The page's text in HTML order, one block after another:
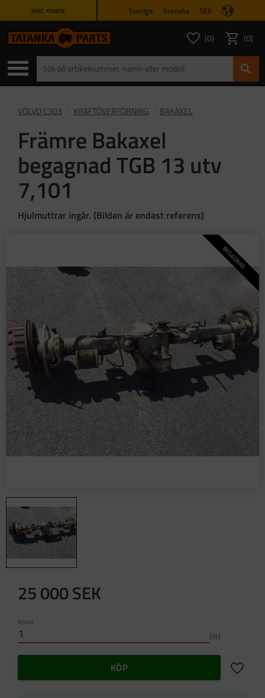
inkl. moms Sverige Svenska SEK
Favoriter
ANTAL
0 Kundvagn
0
VOLVO C303 KRAFTÖVERFÖRNING BAKAXEL
Främre Bakaxel
begagnad TGB 13 utv
7,101
Hjulmuttrar ingår. (Bilden är endast referens)
BEGAGNAD
25 000SEK
Antal
st
KÖP Lägg